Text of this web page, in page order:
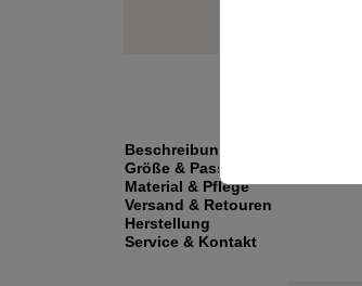
Beschreibung
Größe & Passform
Material & Pflege
Versand & Retouren
Herstellung
Service & Kontakt